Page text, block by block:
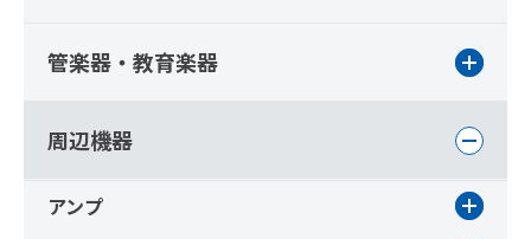
管楽器・教育楽器
周辺機器
アンプ